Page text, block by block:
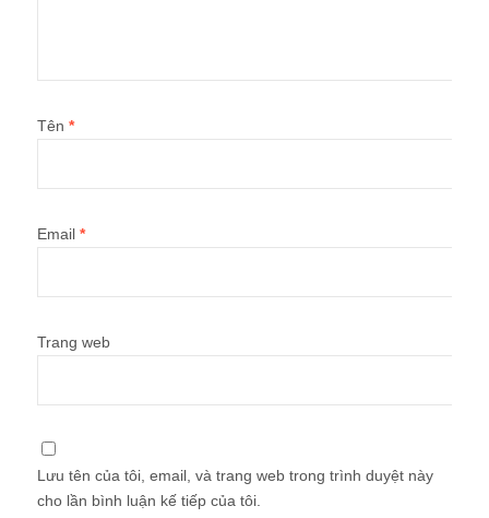
Tên *
Email *
Trang web
Lưu tên của tôi, email, và trang web trong trình duyệt này
cho lần bình luận kế tiếp của tôi.